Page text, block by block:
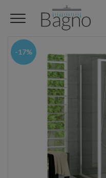
-17%